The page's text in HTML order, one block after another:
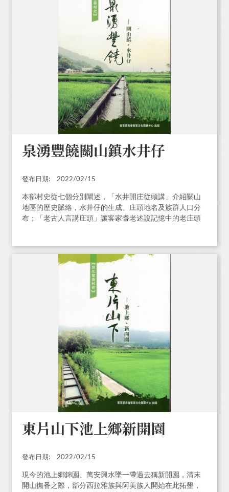
泉湧豐饒關山鎮水井仔
發布日期: 2022/02/15
本部村史從七個分別闡述，「水井開庄從頭講」介紹關山
地區的歷史脈絡，水井仔的生成、庄頭地名及族群人口分
布；「老古人言講庄頭」讓客家耆老述說記憶中的老庄頭
東片山下池上鄉新開園
發布日期: 2022/02/15
現今的池上鄉錦園、萬安興水墜一帶過去稱新開園，清末
開山撫番之際，部分西拉雅族與阿美族人開始在此拓墾，